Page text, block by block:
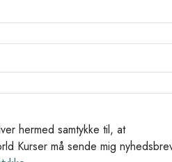
hermed samtykke til, at
Kurser må sende mig